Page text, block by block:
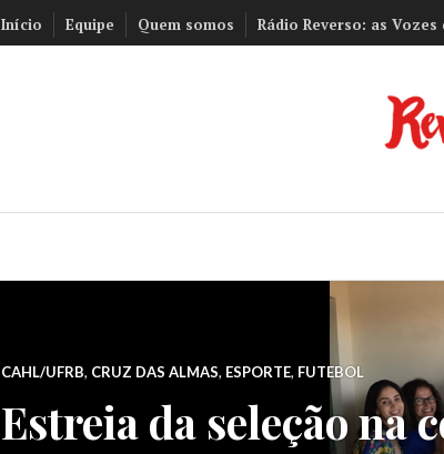
Início Equipe Quem somos Rádio Reverso: as Vozes
CAHL/UFRB, CRUZ DAS ALMAS, ESPORTE, FUTEBOL
Estreia da seleção na